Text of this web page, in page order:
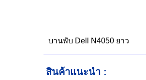
บานพับ Dell N4050 ยาว
สินค้าแนะนำ :